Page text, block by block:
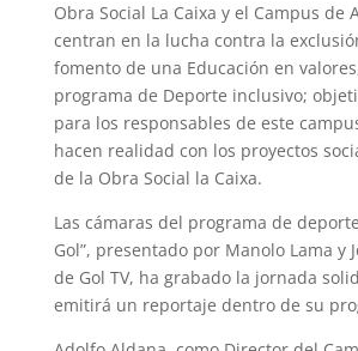
Obra Social La Caixa y el Campus de
centran en la lucha contra la
fomento de una Educación en
programa de Deporte inclusivo;
para los responsables de este
hacen realidad con los proyectos
de la Obra Social la Caixa.
Las cámaras del programa de
Gol”, presentado por Manolo Lama y
de Gol TV, ha grabado la jornada
emitirá un reportaje dentro de su